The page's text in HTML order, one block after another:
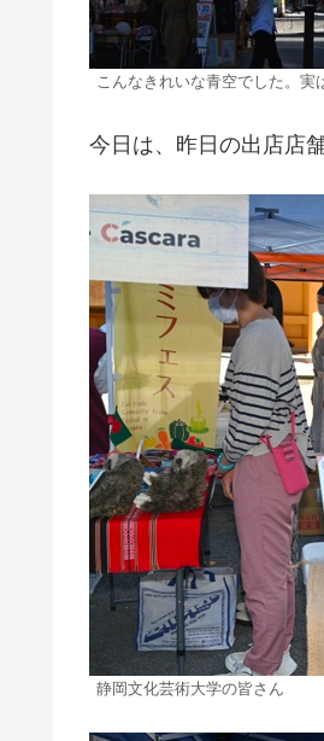
こんなきれいな青空でした。実
今日は、昨日の出店店
静岡文化芸術大学の皆さん